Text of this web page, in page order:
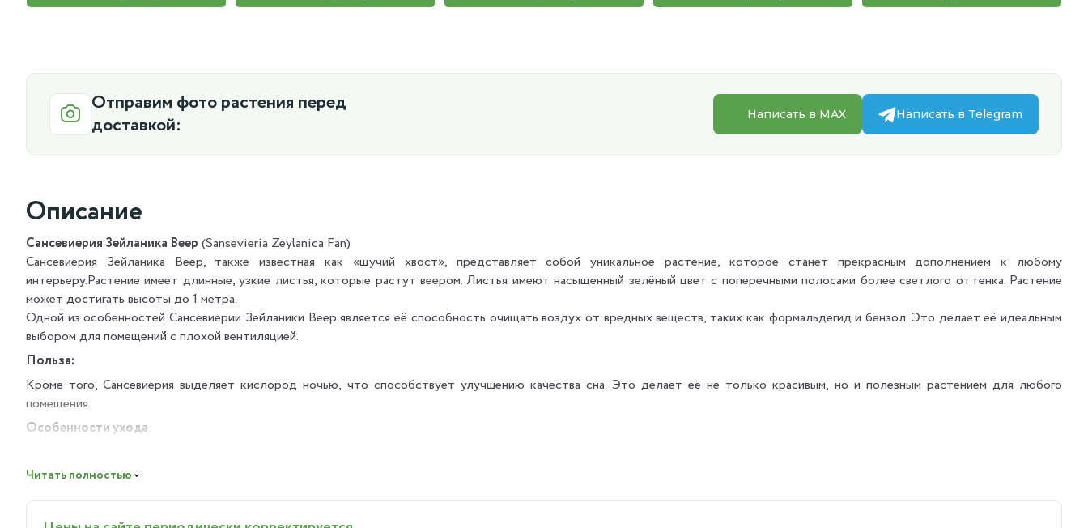
Отправим фото растения перед
доставкой:
Написать в MAX Написать в Telegram
Описание
Сансевиерия Зейланика Веер (Sansevieria Zeylanica Fan)
Сансевиерия Зейланика Веер, также известная как «щучий хвост», представляет собой уникальное растение, которое станет прекрасным дополнением к любому
интерьеру.Растение имеет длинные, узкие листья, которые растут веером. Листья имеют насыщенный зелёный цвет с поперечными полосами более светлого оттенка. Растение
может достигать высоты до 1 метра.
Одной из особенностей Сансевиерии Зейланики Веер является её способность очищать воздух от вредных веществ, таких как формальдегид и бензол. Это делает её идеальным
выбором для помещений с плохой вентиляцией.
Польза:
Кроме того, Сансевиерия выделяет кислород ночью, что способствует улучшению качества сна. Это делает её не только красивым, но и полезным растением для любого
помещения.
Особенности ухода:
солнечного света.
Полив:следует поливать умеренно, давая почве просохнуть между поливами. Избыток влаги может привести к загниванию корней, поэтому важно не переувлажнять почву.
Читать полностью